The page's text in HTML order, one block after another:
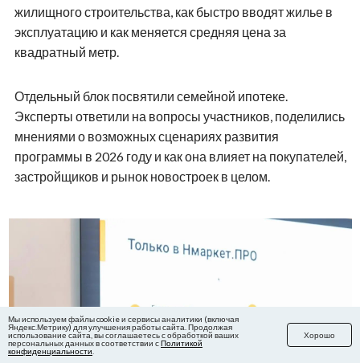
жилищного строительства, как быстро вводят жилье в
эксплуатацию и как меняется средняя цена за
квадратный метр.
Отдельный блок посвятили семейной ипотеке.
Эксперты ответили на вопросы участников, поделились
мнениями о возможных сценариях развития
программы в 2026 году и как она влияет на покупателей,
застройщиков и рынок новостроек в целом.
Мы используем файлы cookie и сервисы аналитики (включая
Яндекс.Метрику) для улучшения работы сайта. Продолжая
использование сайта, вы соглашаетесь с обработкой ваших
персональных данных в соответствии сПолитикой
конфиденциальности
Хорошо